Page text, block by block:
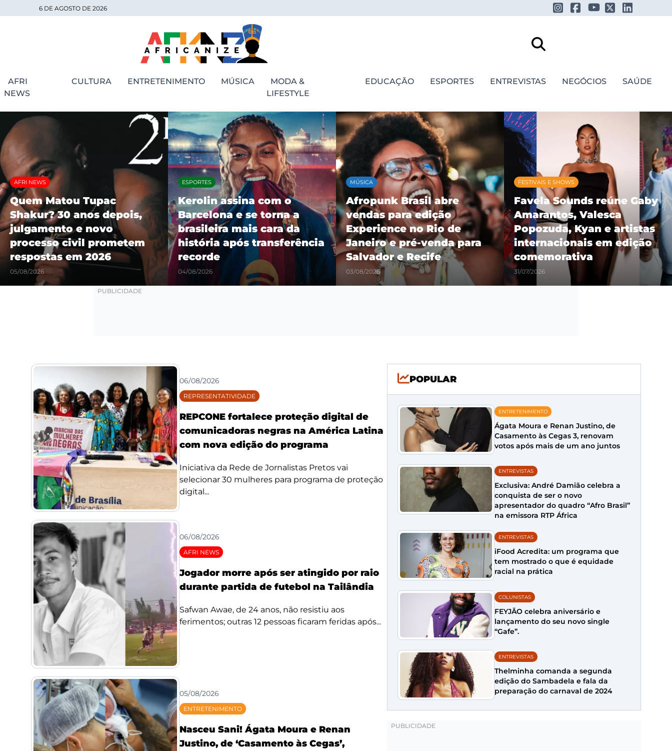
6 DE AGOSTO DE 2026
AFRI
NEWS
CULTURA ENTRETENIMENTO MÚSICA
MODA &
LIFESTYLE
EDUCAÇÃO ESPORTES ENTREVISTAS NEGÓCIOS SAÚDE
AFRI NEWS
Quem Matou Tupac
Shakur? 30 anos depois,
julgamento e novo
processo civil prometem
respostas em 2026
05/08/2026
ESPORTES
Kerolin assina com o
Barcelona e se torna a
brasileira mais cara da
história após transferência
recorde
04/08/2026
MÚSICA
Afropunk Brasil abre
vendas para edição
Experience no Rio de
Janeiro e pré-venda para
Salvador e Recife
03/08/2026
FESTIVAIS E SHOWS
Favela Sounds reúne Gaby
Amarantos, Valesca
Popozuda, Kyan e artistas
internacionais em edição
comemorativa
31/07/2026
06/08/2026
REPRESENTATIVIDADE
REPCONE fortalece proteção digital de
comunicadoras negras na América Latina
com nova edição do programa
Iniciativa da Rede de Jornalistas Pretos vai
selecionar 30 mulheres para programa de proteção
digital...
06/08/2026
AFRI NEWS
Jogador morre após ser atingido por raio
durante partida de futebol na Tailândia
Safwan Awae, de 24 anos, não resistiu aos
ferimentos; outras 12 pessoas ficaram feridas após...
05/08/2026
ENTRETENIMENTO
Nasceu Sani! Ágata Moura e Renan
Justino, de ‘Casamento às Cegas’,
POPULAR
ENTRETENIMENTO
Ágata Moura e Renan Justino, de
Casamento às Cegas 3, renovam
votos após mais de um ano juntos
ENTREVISTAS
Exclusiva: André Damião celebra a
conquista de ser o novo
apresentador do quadro “Afro Brasil”
na emissora RTP África
ENTREVISTAS
iFood Acredita: um programa que
tem mostrado o que é equidade
racial na prática
COLUNISTAS
FEYJÃO celebra aniversário e
lançamento do seu novo single
“Gafe”.
ENTREVISTAS
Thelminha comanda a segunda
edição do Sambadela e fala da
preparação do carnaval de 2024